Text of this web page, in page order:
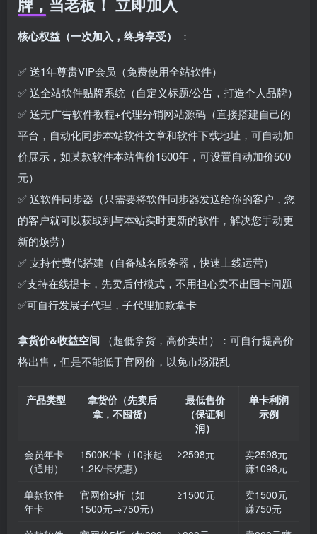
核心权益（一次加入，终身享受） ：
✅ 送1年尊贵VIP会员（免费使用全站软件）
✅ 送全站软件贴牌系统（自定义标题/公告，打造个人品牌）
✅ 送无广告软件教程+代理分销网站源码（直接搭建自己的
平台，自动化同步本站软件文章和软件下载地址，可自动加
价展示，如某款软件本站售价1500年，可设置自动加价500
元）
✅ 送软件同步器（只需要将软件同步器发送给你的客户，您
的客户就可以获取到与本站实时更新的软件，解决您手动更
新的烦劳）
✅ 支持付费代搭建（自备域名服务器，快速上线运营）
✅支持在线提卡，先卖后付模式，不用担心卖不出囤卡问题
✅可自行发展子代理，子代理加款拿卡
拿货价&收益空间
（超低拿货，高价卖出）：可自行提高价
格出售，但是不能低于官网价，以免市场混乱
产品类型
拿货价（先卖后
拿，不囤货）
最低售价
（保证利
润）
单卡利润
示例
会员年卡
（通用）
1500K/卡（10张起
1.2K/卡优惠）
≥2598元
卖2598元
赚1098元
单款软件
年卡
官网价5折（如
1500元→750元）
≥1500元
卖1500元
赚750元